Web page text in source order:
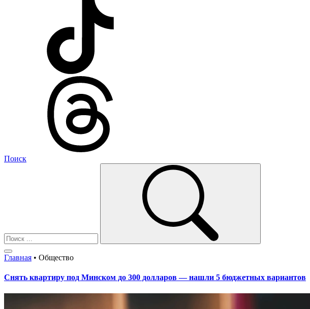
Поиск
Главная • Общество
Снять квартиру под Минском до 300 долларов — нашли 5 бюджетных вариантов